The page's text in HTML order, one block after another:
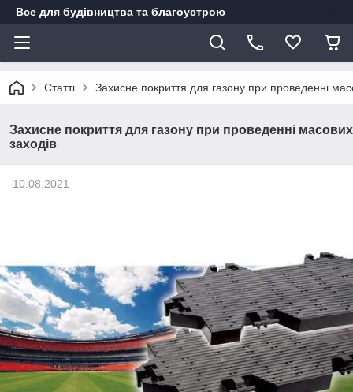
Все для будівництва та благоустрою
Статті Захисне покриття для газону при проведенні
Захисне покриття для газону при проведенні масових
заходів
10.08.2021